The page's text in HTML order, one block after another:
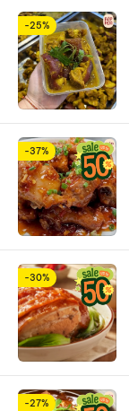
-25%
-37%
-30%
-27%